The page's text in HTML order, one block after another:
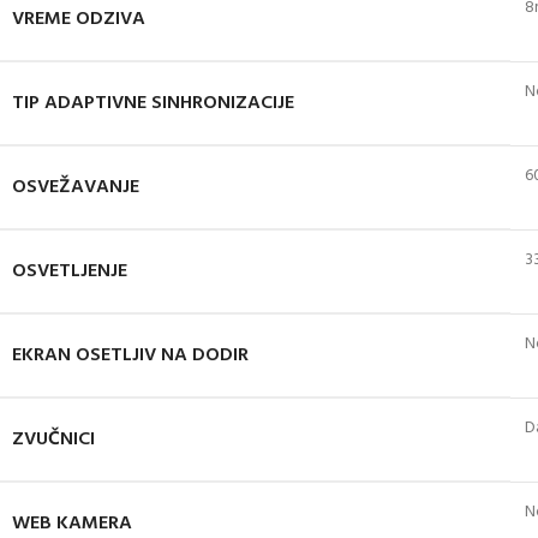
VREME ODZIVA
TIP ADAPTIVNE SINHRONIZACIJE
OSVEŽAVANJE
OSVETLJENJE
EKRAN OSETLJIV NA DODIR
ZVUČNICI
WEB KAMERA